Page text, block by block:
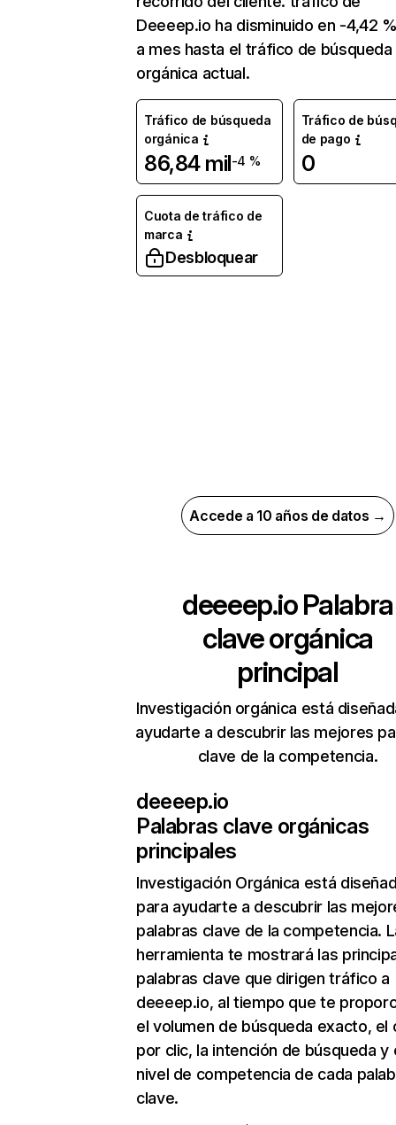
Deeeep.io ha disminuido en -4,42
a mes hasta el tráfico de búsqueda
orgánica actual.
Tráfico de búsqueda
orgánica
86,84 mil-4 %
Tráfico de
de pago
0
Cuota de tráfico de
marca
Desbloquear
Accede a 10 años de datos →
deeeep.ioPalabra
clave orgánica
principal
Investigación orgánica está
ayudarte a descubrir las mejores
clave de la competencia.
deeeep.io
Palabras clave orgánicas
principales
Investigación Orgánica está
para ayudarte a descubrir las
palabras clave de la competencia.
herramienta te mostrará las
palabras clave que dirigen tráfico a
deeeep.io, al tiempo que te
el volumen de búsqueda exacto, el
por clic, la intención de búsqueda y
nivel de competencia de cada
clave.